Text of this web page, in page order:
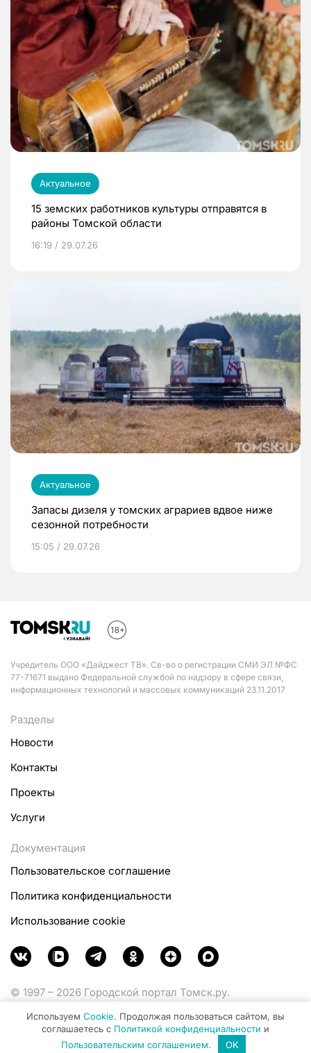
Актуальное
15 земских работников культуры отправятся в
районы Томской области
16:19 / 29.07.26
Актуальное
Запасы дизеля у томских аграриев вдвое ниже
сезонной потребности
15:05 / 29.07.26
Учредитель ООО «Дайджест ТВ». Св-во о регистрации СМИ ЭЛ №ФС
77-71671 выдано Федеральной службой по надзору в сфере связи,
информационных технологий и массовых коммуникаций 23.11.2017
Разделы
Новости
Контакты
Проекты
Услуги
Документация
Пользовательское соглашение
Политика конфиденциальности
Использование cookie
© 1997 – 2026 Городской портал Томск.ру.
Министерства цифрового развития, связи и массовых
коммуникаций Российской Федерации.
Используем Cookie. Продолжая пользоваться сайтом, вы
соглашаетесь с Политикой конфиденциальности и
Пользовательским соглашением. OK